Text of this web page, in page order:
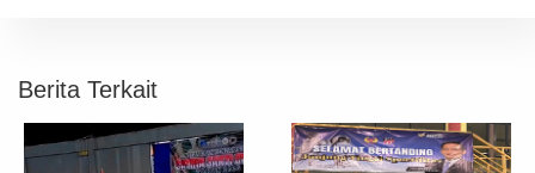
Berita Terkait